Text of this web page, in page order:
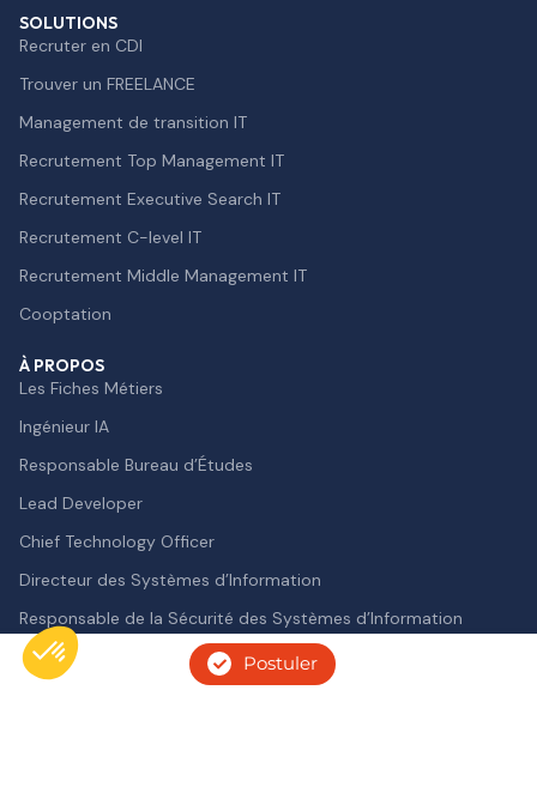
Postuler
SOLUTIONS
Recruter en CDI
Trouver un FREELANCE
Management de transition IT
Recrutement Top Management IT
Recrutement Executive Search IT
Recrutement C-level IT
Recrutement Middle Management IT
Cooptation
À PROPOS
Les Fiches Métiers
Ingénieur IA
Responsable Bureau d’Études
Lead Developer
Chief Technology Officer
Directeur des Systèmes d’Information
Responsable de la Sécurité des Systèmes d’Information